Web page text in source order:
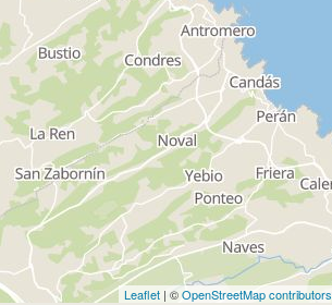
Leaflet | ©OpenStreetMap contributors